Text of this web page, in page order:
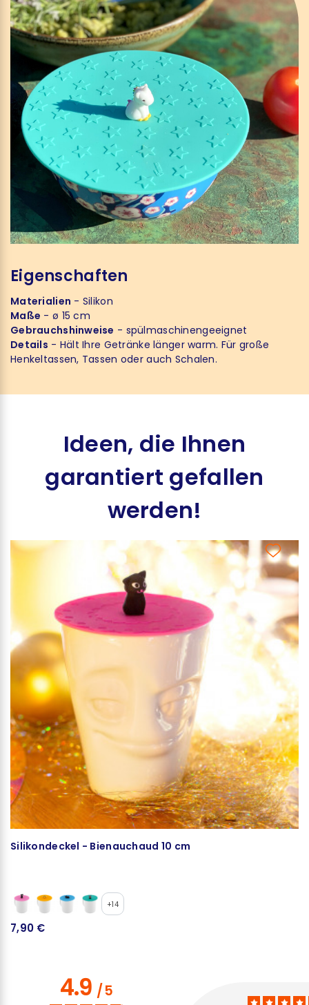
Eigenschaften
Materialien - Silikon
Maße - ø 15 cm
Gebrauchshinweise - spülmaschinengeeignet
Details - Hält Ihre Getränke länger warm. Für große
Henkeltassen, Tassen oder auch Schalen.
Ideen, die Ihnen
garantiert gefallen
werden!
Silikondeckel - Bienauchaud 10 cm
+14
7,90 €
4.9/5